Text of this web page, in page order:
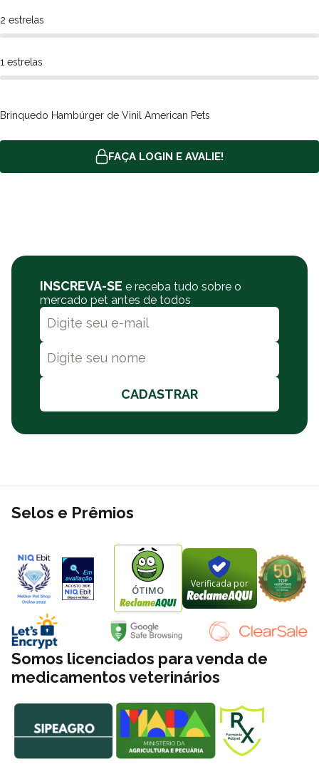
2 estrelas
1 estrelas
Brinquedo Hambúrger de Vinil American Pets
FAÇA LOGIN E AVALIE!
INSCREVA-SE e receba tudo sobre o
mercado pet antes de todos
CADASTRAR
Selos e Prêmios
ÓTIMO Verificada por
Somos licenciados para venda de
medicamentos veterinários